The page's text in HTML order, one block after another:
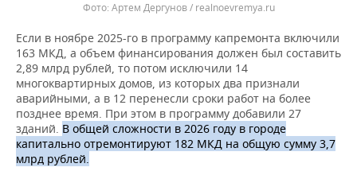
Артем Дергунов / realnoevremya.ru
Если в ноябре 2025-го в программу капремонта включили
163 МКД, а объем финансирования должен был составить
2,89 млрд рублей, то потом исключили 14
многоквартирных домов, из которых два признали
аварийными, а в 12 перенесли сроки работ на более
позднее время. При этом в программу добавили 27
зданий. В общей сложности в 2026 году в городе
капитально отремонтируют 182 МКД на общую сумму 3,7
млрд рублей.